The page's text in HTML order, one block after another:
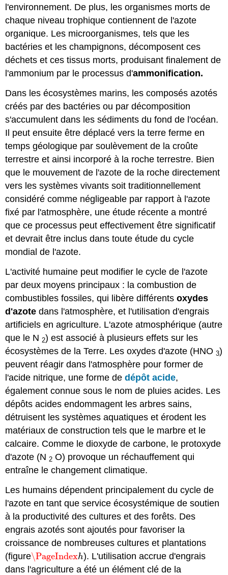
l'environnement. De plus, les organismes morts de
chaque niveau trophique contiennent de l'azote
organique. Les microorganismes, tels que les
bactéries et les champignons, décomposent ces
déchets et ces tissus morts, produisant finalement de
l'ammonium par le processus d'ammonification.
Dans les écosystèmes marins, les composés azotés
créés par des bactéries ou par décomposition
s'accumulent dans les sédiments du fond de l'océan.
Il peut ensuite être déplacé vers la terre ferme en
temps géologique par soulèvement de la croûte
terrestre et ainsi incorporé à la roche terrestre. Bien
que le mouvement de l'azote de la roche directement
vers les systèmes vivants soit traditionnellement
considéré comme négligeable par rapport à l'azote
fixé par l'atmosphère, une étude récente a montré
que ce processus peut effectivement être significatif
et devrait être inclus dans toute étude du cycle
mondial de l'azote.
L'activité humaine peut modifier le cycle de l'azote
par deux moyens principaux : la combustion de
combustibles fossiles, qui libère différentsoxydes
d'azote dans l'atmosphère, et l'utilisation d'engrais
artificiels en agriculture. L'azote atmosphérique (autre
que le N 2) est associé à plusieurs effets sur les
écosystèmes de la Terre. Les oxydes d'azote (HNO3)
peuvent réagir dans l'atmosphère pour former de
l'acide nitrique, une forme dedépôt acide,
également connue sous le nom de pluies acides. Les
dépôts acides endommagent les arbres sains,
détruisent les systèmes aquatiques et érodent les
matériaux de construction tels que le marbre et le
calcaire. Comme le dioxyde de carbone, le protoxyde
d'azote (N 2 O) provoque un réchauffement qui
entraîne le changement climatique.
Les humains dépendent principalement du cycle de
l'azote en tant que service écosystémique de soutien
à la productivité des cultures et des forêts. Des
engrais azotés sont ajoutés pour favoriser la
croissance de nombreuses cultures et plantations
(figure\PageIndexh
\PageIndexh). L'utilisation accrue d'engrais
dans l'agriculture a été un élément clé de la